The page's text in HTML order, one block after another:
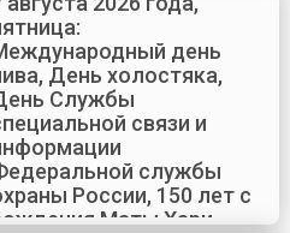
день
День холостяка,
Службы
связи и
службы
России, 150 лет с
Маты Хари